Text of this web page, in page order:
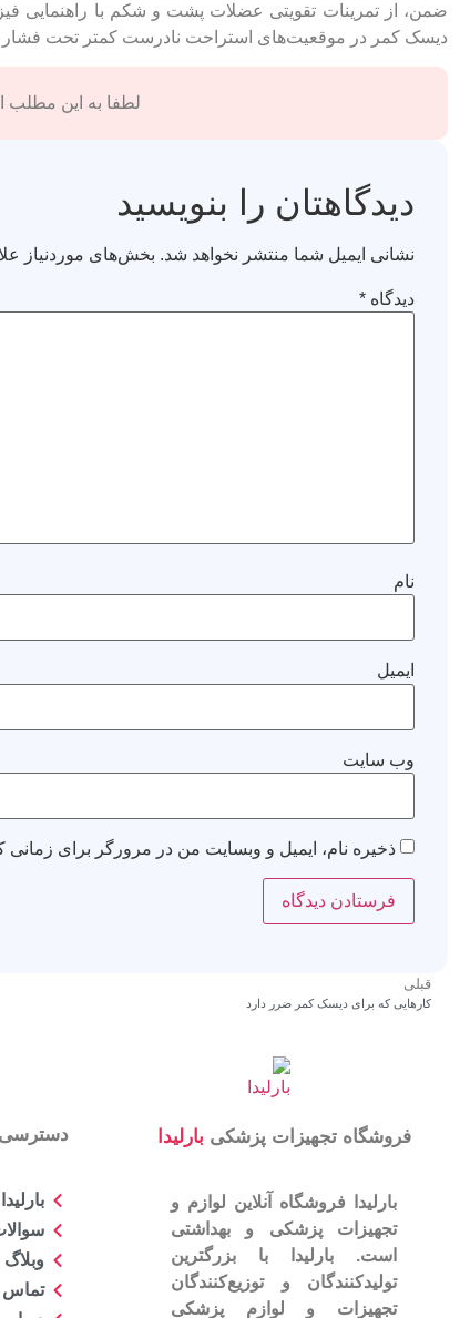
ضمن، از تمرینات تقویتی عضلات پشت و شکم با راهنمایی
دیسک کمر در موقعیت‌های استراحت نادرست کمتر تحت فشار
لطفا به این مطلب
دیدگاهتان را بنویسید
نشانی ایمیل شما منتشر نخواهد شد. بخش‌های موردنیاز
دیدگاه *
نام
ایمیل
وب‌ سایت
ذخیره نام، ایمیل و وبسایت من در مرورگر برای زمانی
قبلی
کارهایی که برای دیسک کمر ضرر دارد
فروشگاه تجهیزات پزشکی بارلیدا
بارلیدا فروشگاه آنلاین لوازم و
تجهیزات پزشکی و بهداشتی
است. بارلیدا با بزرگترین
تولیدکنندگان و توزیع‌کنندگان
تجهیزات و لوازم پزشکی
بارلیدا
وبلاگ
تماس